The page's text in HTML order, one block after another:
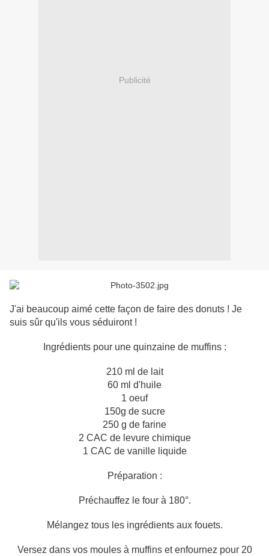
Publicité
J'ai beaucoup aimé cette façon de faire des donuts ! Je
suis sûr qu'ils vous séduiront !
Ingrédients pour une quinzaine de muffins :
210 ml de lait
60 ml d'huile
1 oeuf
150g de sucre
250 g de farine
2 CAC de levure chimique
1 CAC de vanille liquide
Préparation :
Préchauffez le four à 180°.
Mélangez tous les ingrédients aux fouets.
Versez dans vos moules à muffins et enfournez pour 20